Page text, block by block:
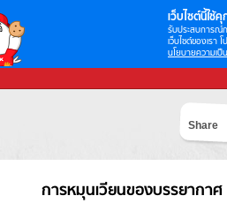
เว็บไซต์นี้ใช้คุ
รับประสบการณ์
เว็บไซต์ของเรา
นโยบายความเป็
Share
การหมุนเวียนของบรรยากาศ